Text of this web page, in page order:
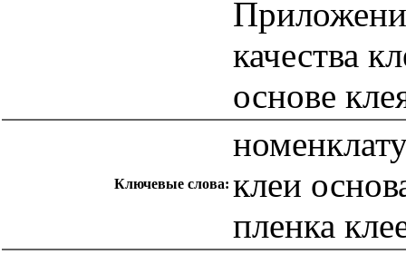
качества
основе
Ключевые слова: клеи
пленка